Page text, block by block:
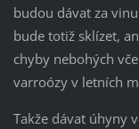
budou dávat za
bude totiž sklízet,
chyby nebohých
varroózy v letních
Takže dávat úhyny